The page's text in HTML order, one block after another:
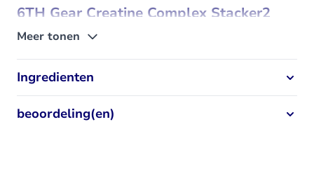
6TH Gear Creatine Complex Stacker2
eigenschappen
Gepatenteerd zesdelig creatinecomplex
Unieke combinatie met alfa-liponzuur en beta-alanine
Optimale insulinegevoeligheid en absorptie
Zorgt voor meer kracht bij explosieve krachtsinspanningen
Meer tonen
Ingredienten
beoordeling(en)